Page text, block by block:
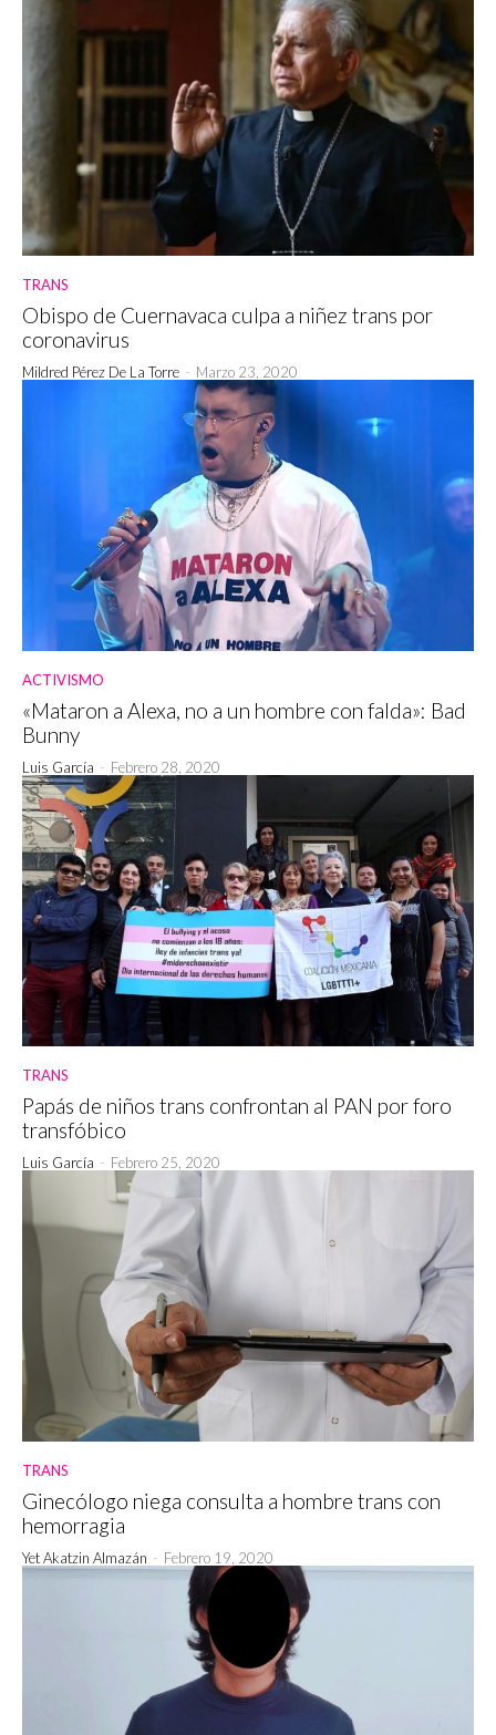
TRANS
Obispo de Cuernavaca culpa a niñez trans por
coronavirus
Mildred Pérez De La Torre - Marzo 23, 2020
ACTIVISMO
«Mataron a Alexa, no a un hombre con falda»: Bad
Bunny
Luis García - Febrero 28, 2020
TRANS
Papás de niños trans confrontan al PAN por foro
transfóbico
Luis García - Febrero 25, 2020
TRANS
Ginecólogo niega consulta a hombre trans con
hemorragia
Yet Akatzin Almazán - Febrero 19, 2020